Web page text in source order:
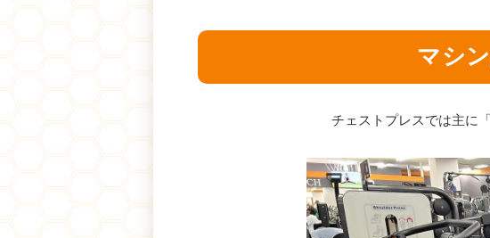
マシ
チェストプレスでは主に